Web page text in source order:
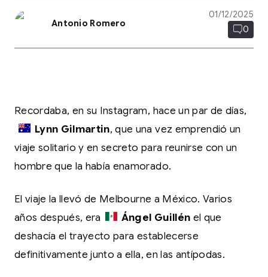
Antonio Romero
01/12/2025
0
Recordaba, en su Instagram, hace un par de días,
Lynn Gilmartin, que una vez emprendió un
viaje solitario y en secreto para reunirse con un
hombre que la había enamorado.
El viaje la llevó de Melbourne a México. Varios
años después, era
Ángel Guillén el que
deshacía el trayecto para establecerse
definitivamente junto a ella, en las antípodas.